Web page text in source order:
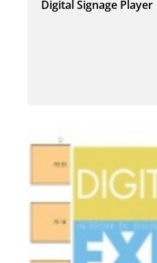
Digital Signage Player